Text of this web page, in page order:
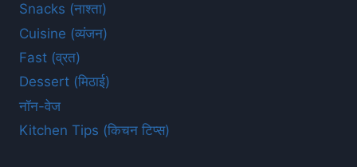
Snacks (नाश्ता)
Cuisine (व्यंजन)
Fast (व्रत)
Dessert (मिठाई)
नॉन-वेज
Kitchen Tips (किचन टिप्स)